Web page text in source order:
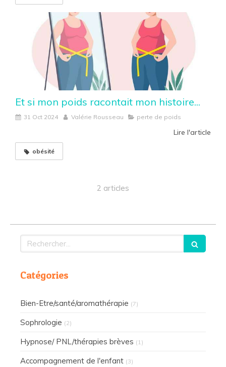
Et si mon poids racontait mon histoire...
31 Oct 2024 Valérie Rousseau perte de poids
Lire l'article
obésité
2 articles
Rechercher
Catégories
Bien-Etre/santé/aromathérapie (7)
Sophrologie (2)
Hypnose/ PNL/thérapies brèves (1)
Accompagnement de l'enfant (3)